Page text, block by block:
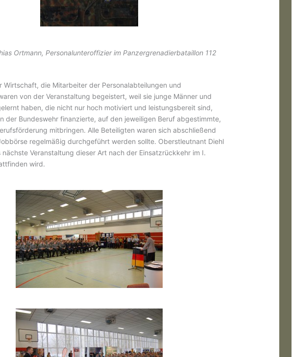
Ortmann, Personalunteroffizier im Panzergrenadierbataillon 112
Wirtschaft, die Mitarbeiter der Personalabteilungen und
von der Veranstaltung begeistert, weil sie junge Männer und
haben, die nicht nur hoch motiviert und leistungsbereit sind,
der Bundeswehr finanzierte, auf den jeweiligen Beruf abgestimmte,
mitbringen. Alle Beteiligten waren sich abschließend
regelmäßig durchgeführt werden sollte. Oberstleutnant Diehl
Veranstaltung dieser Art nach der Einsatzrückkehr im I.
wird.